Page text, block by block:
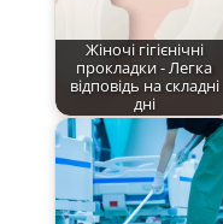
Жіночі гігієнічні
прокладки - Легка
відповідь на складні
дні